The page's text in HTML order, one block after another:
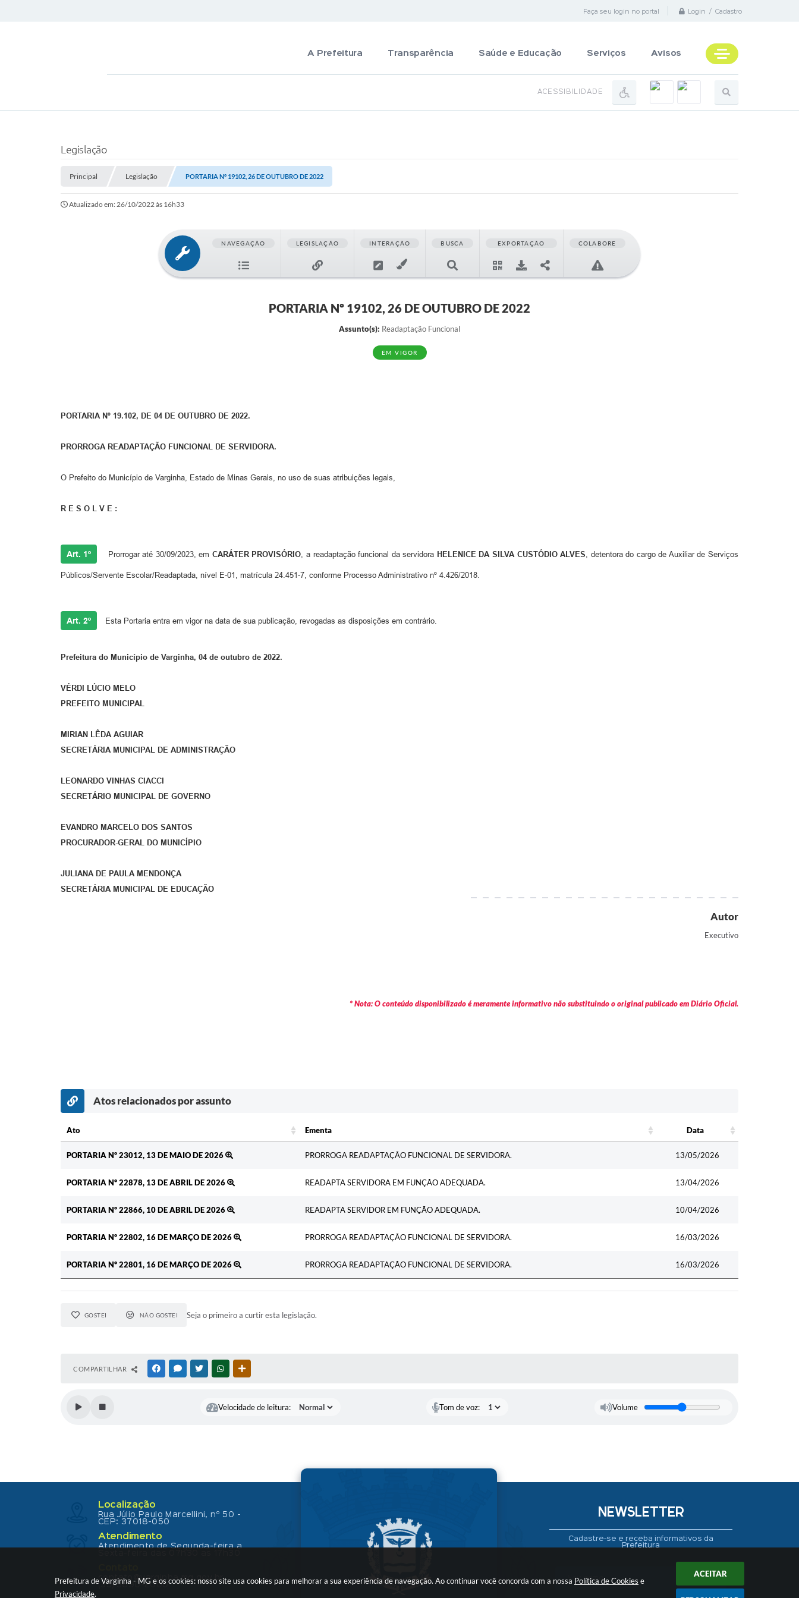
Prefeitura de Varginha - MG e os cookies: nosso site usa cookies para melhorar a sua experiência de navegação. Ao continuar você concorda com a nossa Política de Cookies e
Privacidade.
ACEITAR
Faça seu login no portal Login / Cadastro
A Prefeitura Transparência Saúde e Educação Serviços Avisos
ACESSIBILIDADE
Legislação
Principal Legislação PORTARIA Nº 19102, 26 DE OUTUBRO DE 2022
Atualizado em: 26/10/2022 às 16h33
NAVEGAÇÃO LEGISLAÇÃO INTERAÇÃO BUSCA EXPORTAÇÃO COLABORE
PORTARIA Nº 19102, 26 DE OUTUBRO DE 2022
Assunto(s): Readaptação Funcional
EM VIGOR
PORTARIA Nº 19.102, DE 04 DE OUTUBRO DE 2022.
PRORROGA READAPTAÇÃO FUNCIONAL DE SERVIDORA.
O Prefeito do Município de Varginha, Estado de Minas Gerais, no uso de suas atribuições legais,
R E S O L V E :
Art. 1º Prorrogar até 30/09/2023, em CARÁTER PROVISÓRIO , a readaptação funcional da servidora HELENICE DA SILVA CUSTÓDIO ALVES , detentora do cargo de Auxiliar de Serviços
Públicos/Servente Escolar/Readaptada, nível E-01, matrícula 24.451-7, conforme Processo Administrativo nº 4.426/2018.
Art. 2º Esta Portaria entra em vigor na data de sua publicação, revogadas as disposições em contrário.
Prefeitura do Município de Varginha, 04 de outubro de 2022.
VÉRDI LÚCIO MELO
PREFEITO MUNICIPAL
MIRIAN LÊDA AGUIAR
SECRETÁRIA MUNICIPAL DE ADMINISTRAÇÃO
LEONARDO VINHAS CIACCI
SECRETÁRIO MUNICIPAL DE GOVERNO
EVANDRO MARCELO DOS SANTOS
PROCURADOR-GERAL DO MUNICÍPIO
JULIANA DE PAULA MENDONÇA
SECRETÁRIA MUNICIPAL DE EDUCAÇÃO
Autor
Executivo
* Nota: O conteúdo disponibilizado é meramente informativo não substituindo o original publicado em Diário Oficial.
Atos relacionados por assunto
Ato Ementa
Data
PORTARIA Nº 23012, 13 DE MAIO DE 2026
PRORROGA READAPTAÇÃO FUNCIONAL DE SERVIDORA. 13/05/2026
PORTARIA Nº 22878, 13 DE ABRIL DE 2026 READAPTA SERVIDORA EM FUNÇÃO ADEQUADA. 13/04/2026
PORTARIA Nº 22866, 10 DE ABRIL DE 2026 READAPTA SERVIDOR EM FUNÇÃO ADEQUADA. 10/04/2026
PORTARIA Nº 22802, 16 DE MARÇO DE 2026 PRORROGA READAPTAÇÃO FUNCIONAL DE SERVIDORA. 16/03/2026
PORTARIA Nº 22801, 16 DE MARÇO DE 2026 PRORROGA READAPTAÇÃO FUNCIONAL DE SERVIDORA. 16/03/2026
GOSTEI NÃO GOSTEI Seja o primeiro a curtir esta legislação.
COMPARTILHAR FACEBOOKMESSENGER
TWITTERWHATSAPP
Velocidade de leitura: Tom de voz: Volume
Localização
Rua Júlio Paulo Marcellini, nº 50 -
CEP: 37018-050
Atendimento
Atendimento de Segunda-feira a
contato@varginha.mg.gov.br
(35) 3690-2000
NEWSLETTER
Cadastre-se e receba informativos da
Prefeitura